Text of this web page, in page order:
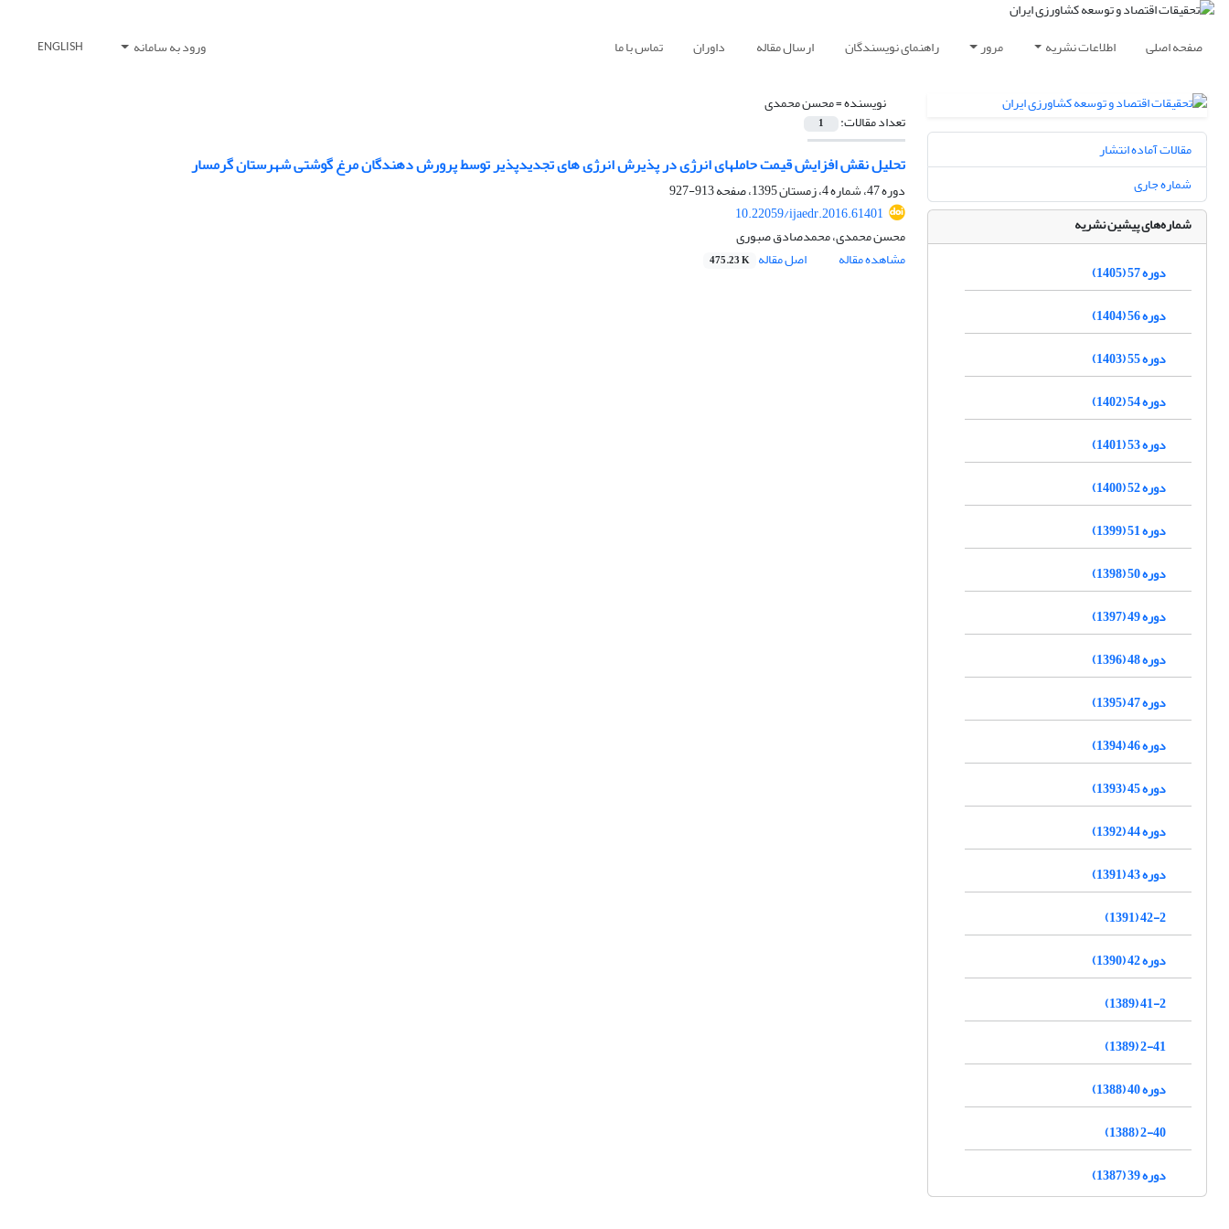
صفحه اصلی اطلاعات نشریه مرور راهنمای نویسندگان ارسال مقاله داوران تماس با ما ورود به سامانه ENGLISH
نویسنده =محسن محمدی
تعداد مقالات: 1
تحلیل نقش افزایش قیمت حاملهای انرژی در پذیرش انرژی های تجدیدپذیر توسط پرورش دهندگان مرغ گوشتی شهرستان گرمسار
دوره 47، شماره 4، زمستان 1395، صفحه
913-927
10.22059/ijaedr.2016.61401
محسن محمدی، محمدصادق صبوری
مشاهده مقاله
اصل مقاله 475.23 K
مقالات آماده انتشار
شماره جاری
شماره‌های پیشین نشریه
دوره 57 (1405)
دوره 56 (1404)
دوره 55 (1403)
دوره 54 (1402)
دوره 53 (1401)
دوره 52 (1400)
دوره 51 (1399)
دوره 50 (1398)
دوره 49 (1397)
دوره 48 (1396)
دوره 47 (1395)
دوره 46 (1394)
دوره 45 (1393)
دوره 44 (1392)
دوره 43 (1391)
42-2 (1391)
دوره 42 (1390)
41-2 (1389)
2-41 (1389)
دوره 40 (1388)
2-40 (1388)
دوره 39 (1387)